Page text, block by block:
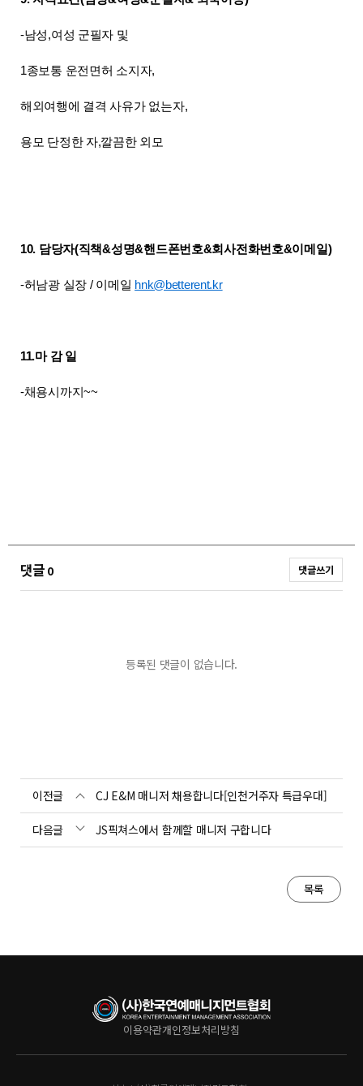
-남성,여성 군필자 및
1종보통 운전면허 소지자,
해외여행에 결격 사유가 없는자,
용모 단정한 자,깔끔한 외모
10. 담당자(직책&성명&핸드폰번호&회사전화번호&이메일)
-허남광 실장 / 이메일 hnk@betterent.kr
11.마 감 일
-채용시까지~~
댓글0 댓글쓰기
등록된 댓글이 없습니다.
이전글 CJ E&M 매니저 채용합니다[인천거주자 특급우대]
다음글 JS픽쳐스에서 함께할 매니저 구합니다
목록
이용약관개인정보처리방침